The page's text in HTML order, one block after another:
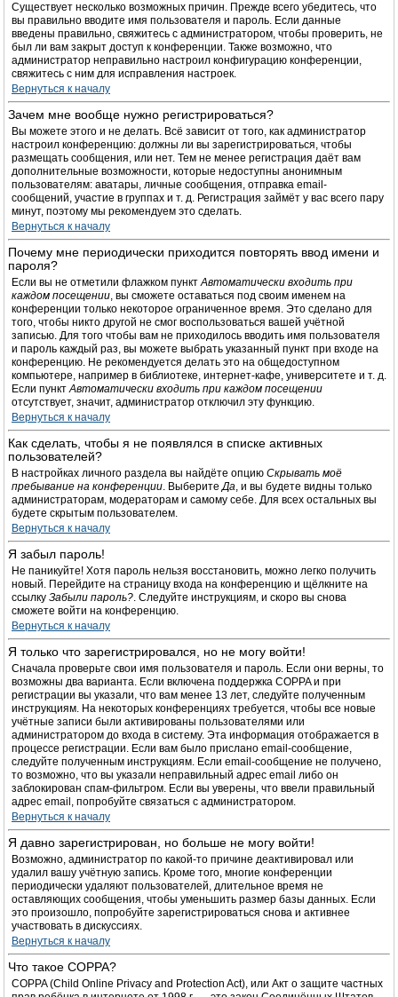
Существует несколько возможных причин. Прежде всего убедитесь, что
вы правильно вводите имя пользователя и пароль. Если данные
введены правильно, свяжитесь с администратором, чтобы проверить, не
был ли вам закрыт доступ к конференции. Также возможно, что
администратор неправильно настроил конфигурацию конференции,
свяжитесь с ним для исправления настроек.
Вернуться к началу
Зачем мне вообще нужно регистрироваться?
Вы можете этого и не делать. Всё зависит от того, как администратор
настроил конференцию: должны ли вы зарегистрироваться, чтобы
размещать сообщения, или нет. Тем не менее регистрация даёт вам
дополнительные возможности, которые недоступны анонимным
пользователям: аватары, личные сообщения, отправка email-
сообщений, участие в группах и т. д. Регистрация займёт у вас всего пару
минут, поэтому мы рекомендуем это сделать.
Вернуться к началу
Почему мне периодически приходится повторять ввод имени и
пароля?
Если вы не отметили флажком пунктАвтоматически входить при
каждом посещении, вы сможете оставаться под своим именем на
конференции только некоторое ограниченное время. Это сделано для
того, чтобы никто другой не смог воспользоваться вашей учётной
записью. Для того чтобы вам не приходилось вводить имя пользователя
и пароль каждый раз, вы можете выбрать указанный пункт при входе на
конференцию. Не рекомендуется делать это на общедоступном
компьютере, например в библиотеке, интернет-кафе, университете и т. д.
Если пунктАвтоматически входить при каждом посещении
отсутствует, значит, администратор отключил эту функцию.
Вернуться к началу
Как сделать, чтобы я не появлялся в списке активных
пользователей?
В настройках личного раздела вы найдёте опцию Скрывать моё
пребывание на конференции. ВыберитеДа, и вы будете видны только
администраторам, модераторам и самому себе. Для всех остальных вы
будете скрытым пользователем.
Вернуться к началу
Я забыл пароль!
Не паникуйте! Хотя пароль нельзя восстановить, можно легко получить
новый. Перейдите на страницу входа на конференцию и щёлкните на
ссылку Забыли пароль?. Следуйте инструкциям, и скоро вы снова
сможете войти на конференцию.
Вернуться к началу
Я только что зарегистрировался, но не могу войти!
Сначала проверьте свои имя пользователя и пароль. Если они верны, то
возможны два варианта. Если включена поддержка COPPA и при
регистрации вы указали, что вам менее 13 лет, следуйте полученным
инструкциям. На некоторых конференциях требуется, чтобы все новые
учётные записи были активированы пользователями или
администратором до входа в систему. Эта информация отображается в
процессе регистрации. Если вам было прислано email-сообщение,
следуйте полученным инструкциям. Если email-сообщение не получено,
то возможно, что вы указали неправильный адрес email либо он
заблокирован спам-фильтром. Если вы уверены, что ввели правильный
адрес email, попробуйте связаться с администратором.
Вернуться к началу
Я давно зарегистрирован, но больше не могу войти!
Возможно, администратор по какой-то причине деактивировал или
удалил вашу учётную запись. Кроме того, многие конференции
периодически удаляют пользователей, длительное время не
оставляющих сообщения, чтобы уменьшить размер базы данных. Если
это произошло, попробуйте зарегистрироваться снова и активнее
участвовать в дискуссиях.
Вернуться к началу
Что такое COPPA?
COPPA (Child Online Privacy and Protection Act), или Акт о защите частных